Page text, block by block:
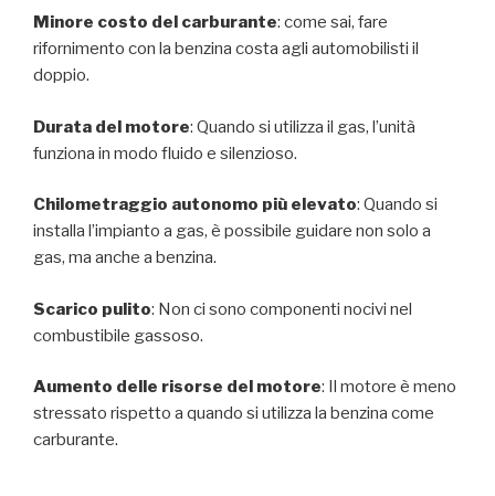
Minore costo del carburante: come sai, fare
rifornimento con la benzina costa agli automobilisti il ​​
doppio.
Durata del motore: Quando si utilizza il gas, l’unità
funziona in modo fluido e silenzioso.
Chilometraggio autonomo più elevato: Quando si
installa l’impianto a gas, è possibile guidare non solo a
gas, ma anche a benzina.
Scarico pulito: Non ci sono componenti nocivi nel
combustibile gassoso.
Aumento delle risorse del motore: Il motore è meno
stressato rispetto a quando si utilizza la benzina come
carburante.